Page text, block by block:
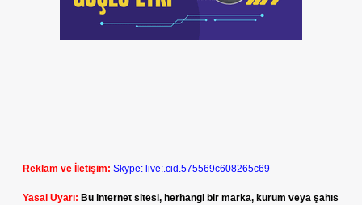
Reklam ve İletişim: Skype: live:.cid.575569c608265c69
Yasal Uyarı: Bu internet sitesi, herhangi bir marka, kurum veya şahıs